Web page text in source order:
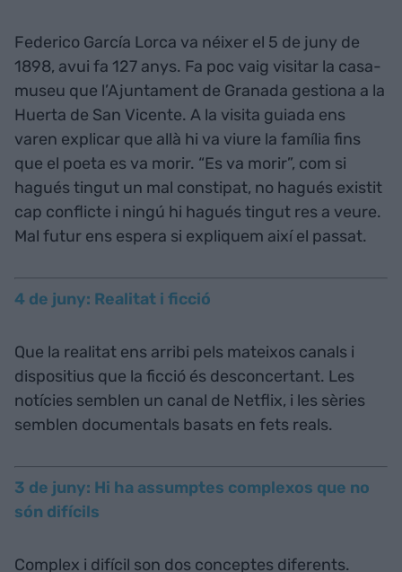
Federico García Lorca va néixer el 5 de juny de
1898, avui fa 127 anys. Fa poc vaig visitar la casa-
museu que l’Ajuntament de Granada gestiona a la
Huerta de San Vicente. A la visita guiada ens
varen explicar que allà hi va viure la família fins
que el poeta es va morir. “Es va morir”, com si
hagués tingut un mal constipat, no hagués existit
cap conflicte i ningú hi hagués tingut res a veure.
Mal futur ens espera si expliquem així el passat.
4 de juny: Realitat i ficció
Que la realitat ens arribi pels mateixos canals i
dispositius que la ficció és desconcertant. Les
notícies semblen un canal de Netflix, i les sèries
semblen documentals basats en fets reals.
3 de juny: Hi ha assumptes complexos que no
són difícils
Complex i difícil son dos conceptes diferents.